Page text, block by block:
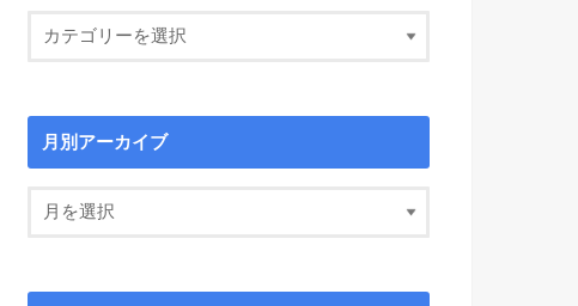
月別アーカイブ